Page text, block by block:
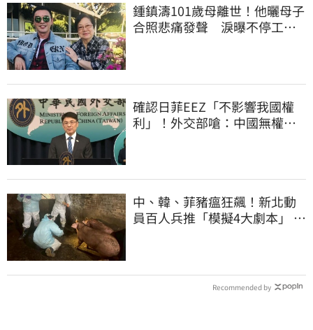
鍾鎮濤101歲母離世！他曬母子
合照悲痛發聲 淚曝不停工原
確認日菲EEZ「不影響我國權
利」！外交部嗆：中國無權代
中、韓、菲豬瘟狂飆！新北動
員百人兵推「模擬4大劇本」 防
Recommended by